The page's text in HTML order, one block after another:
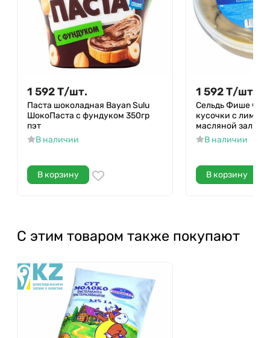
1 592Т/шт.
Паста шоколадная Bayan Sulu
ШокоПаста с фундуком 350гр
пэт
В наличии
В корзину
1 592Т/шт.
Сельдь Фише
кусочки с
масляной
В наличии
В корзину
С этим товаром также покупают